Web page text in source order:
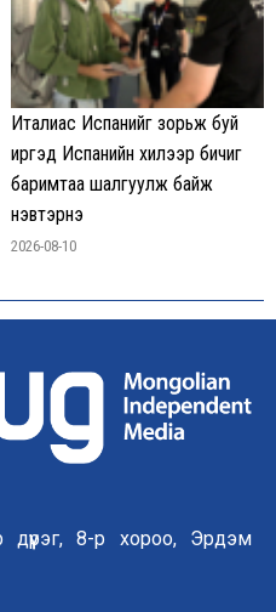
Италиас Испанийг зорьж буй
иргэд Испанийн хилээр бичиг
баримтаа шалгуулж байж
нэвтэрнэ
2026-08-10
дүүрэг, 8-р хороо, Эрдэм